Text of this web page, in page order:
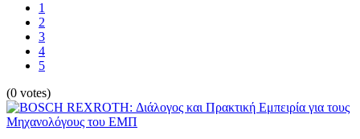
1
2
3
4
5
(0 votes)